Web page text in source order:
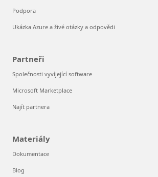
Podpora
Ukázka Azure a živé otázky a odpovědi
Partneři
Společnosti vyvíjející software
Microsoft Marketplace
Najít partnera
Materiály
Dokumentace
Blog